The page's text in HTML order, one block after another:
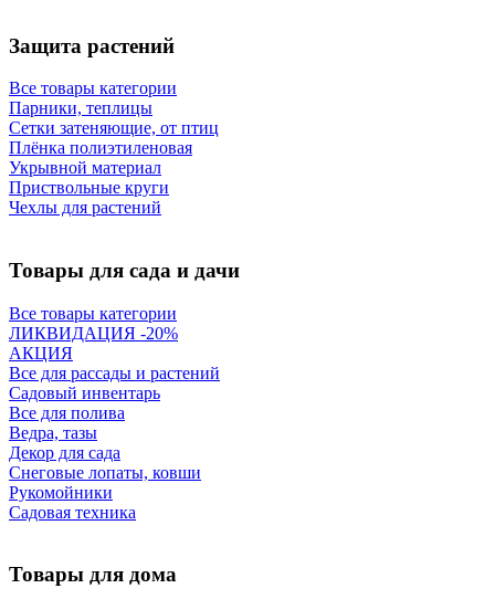
Защита растений
Все товары категории
Парники, теплицы
Сетки затеняющие, от птиц
Плёнка полиэтиленовая
Укрывной материал
Приствольные круги
Чехлы для растений
Товары для сада и дачи
Все товары категории
ЛИКВИДАЦИЯ -20%
АКЦИЯ
Все для рассады и растений
Садовый инвентарь
Все для полива
Ведра, тазы
Декор для сада
Снеговые лопаты, ковши
Рукомойники
Садовая техника
Товары для дома